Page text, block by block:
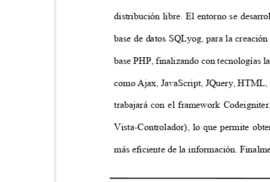
distribución libre. El entorno se
base de datos SQLyog, para la
base PHP, finalizando con tecnologías
como Ajax, JavaScript, JQuery,
trabajará con el framework
Vista-Controlador), lo que permite
más eficiente de la información.